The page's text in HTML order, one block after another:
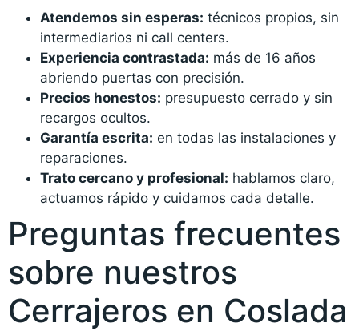
Atendemos sin esperas: técnicos propios, sin
intermediarios ni call centers.
Experiencia contrastada: más de 16 años
abriendo puertas con precisión.
Precios honestos: presupuesto cerrado y sin
recargos ocultos.
Garantía escrita: en todas las instalaciones y
reparaciones.
Trato cercano y profesional: hablamos claro,
actuamos rápido y cuidamos cada detalle.
Preguntas frecuentes
sobre nuestros
Cerrajeros en Coslada